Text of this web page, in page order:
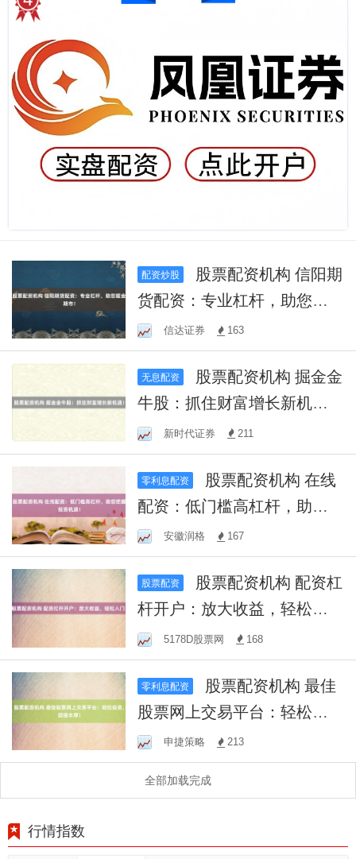
配资炒股
货配资：专业杠杆，助您掘
金期市！
信达证券 163
无息配资
牛股：抓住财富增长新机
遇！新时代证券 211
零利息配资
配资：低门槛高杠杆，助您
把握投资机遇！
安徽润格 167
股票配资
杆开户：放大收益，轻松入
门！5178D股票网 168
零利息配资
股票网上交易平台：轻松投
资，回报丰厚！
申捷策略 213
全部加载完成
行情指数